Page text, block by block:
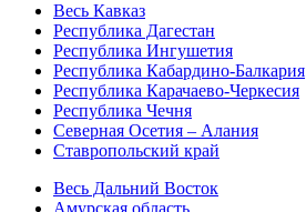
Весь Кавказ
Республика Дагестан
Республика Ингушетия
Республика Кабардино-Балкария
Республика Карачаево-Черкесия
Республика Чечня
Северная Осетия – Алания
Ставропольский край
Весь Дальний Восток
Амурская область